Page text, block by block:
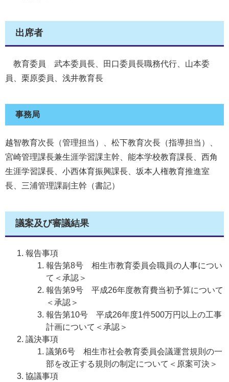
出席者
教育委員 武本委員長、田口委員長職務代行、山本委
員、栗原委員、浅井教育長
事務局
越智教育次長（管理担当）、松下教育次長（指導担当）、
宮崎管理課長兼生涯学習課主幹、能本学校教育課長、西角
生涯学習課長、小西体育振興課長、坂本人権教育推進室
長、三浦管理課副主幹（書記）
議案及び審議結果
報告事項
報告第8号 相生市教育委員会職員の人事につい
て＜承認＞
報告第9号 平成26年度教育費当初予算について
＜承認＞
報告第10号 平成26年度1件500万円以上の工事
計画について＜承認＞
議決事項
議第6号 相生市社会教育委員会議運営規則の一
部を改正する規則の制定について＜原案可決＞
協議事項